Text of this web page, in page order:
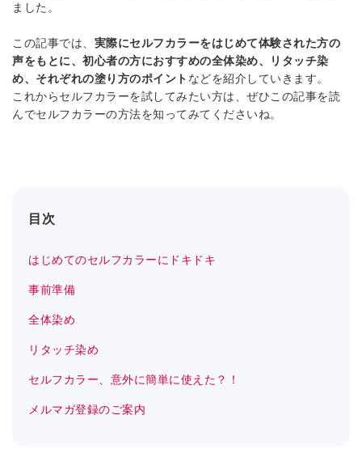
ました。
この記事では、 実際にセルフカラーをはじめて体験された方の
声をもとに、初心者の方におすすめの全体染め、リタッチ染
め、それぞれの塗り方のポイント などを紹介していきます。
これからセルフカラーを試してみたい方は、ぜひこの記事を読
んでセルフカラーの方法を知ってみてくださいね。
目次
はじめてのセルフカラーにドキドキ
事前準備
全体染め
リタッチ染め
セルフカラー、意外に簡単に使えた？！
メルマガ登録のご案内